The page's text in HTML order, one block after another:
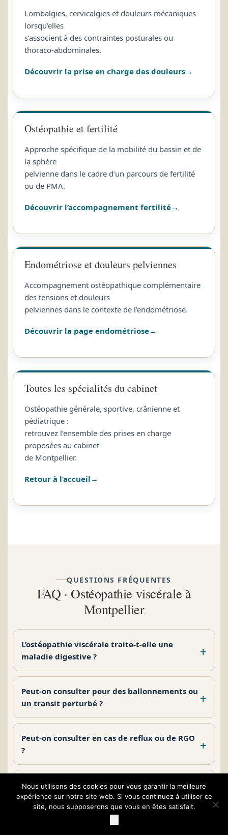
Lombalgies, cervicalgies et douleurs mécaniques
lorsqu’elles
s’associent à des contraintes posturales ou
thoraco-abdominales.
Découvrir la prise en charge des douleurs
Ostéopathie et fertilité
Approche spécifique de la mobilité du bassin et de
la sphère
pelvienne dans le cadre d’un parcours de fertilité
ou de PMA.
Découvrir l’accompagnement fertilité
Endométriose et douleurs pelviennes
Accompagnement ostéopathique complémentaire
des tensions et douleurs
pelviennes dans le contexte de l’endométriose.
Découvrir la page endométriose
Toutes les spécialités du cabinet
Ostéopathie générale, sportive, crânienne et
pédiatrique :
retrouvez l’ensemble des prises en charge
proposées au cabinet
de Montpellier.
Retour à l’accueil
QUESTIONS FRÉQUENTES
FAQ · Ostéopathie viscérale à
Montpellier
L’ostéopathie viscérale traite-t-elle une
maladie digestive ?
Peut-on consulter pour des ballonnements ou
un transit perturbé ?
Peut-on consulter en cas de reflux ou de RGO
?
Combien de séances d’ostéopathie viscérale
sont généralement envisagées ?
Prendre rendez-vous sur Doctolib
Nous utilisons des cookies pour vous garantir la meilleure
expérience sur notre site web. Si vous continuez à utiliser ce
site, nous supposerons que vous en êtes satisfait.